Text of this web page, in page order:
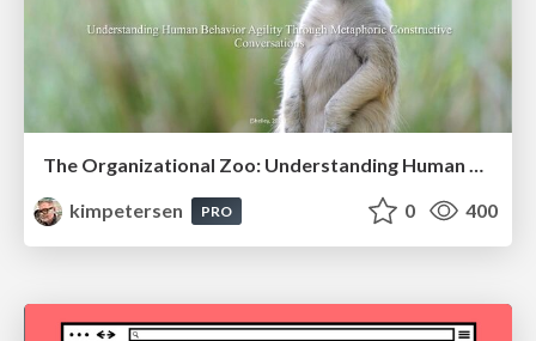
kimpetersen
PRO 0 400